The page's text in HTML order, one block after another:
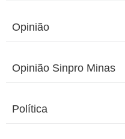
Opinião
Opinião Sinpro Minas
Política